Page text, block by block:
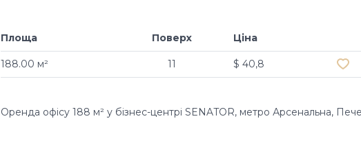
Площа
188.00 м²
Поверх
11
Ціна
$ 40,8
Оренда офісу 188 м² у бізнес-центрі SENATOR, метро Арсенальна,